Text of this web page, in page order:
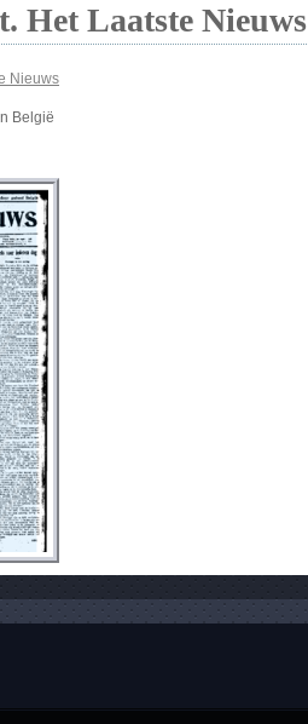
Het Laatste Nieuws
Nieuws
België